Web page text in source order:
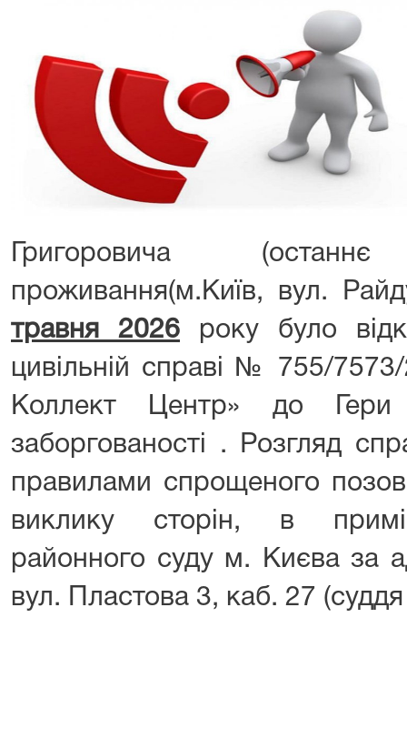
Григоровича
проживання(м.Київ, вул.
травня 2026 року було
цивільній справі № 755/
Коллект Центр» до
заборгованості . Розгляд
правилами спрощеного
виклику сторін, в
районного суду м. Києва за
вул. Пластова 3, каб. 27